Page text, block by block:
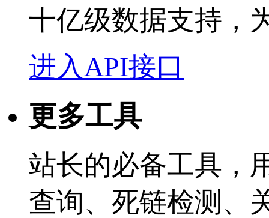
十亿级数据支持，
进入API接口
更多工具
站长的必备工具，
查询、死链检测、